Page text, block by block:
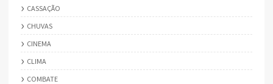
CASSAÇÃO
CHUVAS
CINEMA
CLIMA
COMBATE